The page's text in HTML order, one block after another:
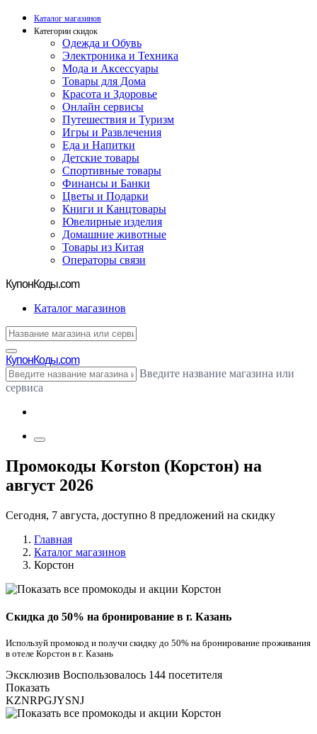
Каталог магазинов
Категории скидок
Одежда и Обувь
Электроника и Техника
Мода и Аксессуары
Товары для Дома
Красота и Здоровье
Онлайн сервисы
Путешествия и Туризм
Игры и Развлечения
Еда и Напитки
Детские товары
Спортивные товары
Финансы и Банки
Цветы и Подарки
Книги и Канцтовары
Ювелирные изделия
Домашние животные
Товары из Китая
Операторы связи
КупонКоды.com
Каталог магазинов
КупонКоды.com
Введите название магазина или
сервиса
Промокоды Korston (Корстон) на
август 2026
Сегодня, 7 августа, доступно 8 предложений на скидку
Главная
Каталог магазинов
Корстон
Скидка до 50% на бронирование в г. Казань
Используй промокод и получи скидку до 50% на бронирование проживания
в отеле Корстон в г. Казань
Эксклюзив Воспользовалось 144 посетителя
Показать
KZNRPGJYSNJ